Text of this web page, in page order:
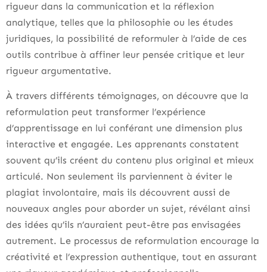
rigueur dans la communication et la réflexion
analytique, telles que la philosophie ou les études
juridiques, la possibilité de reformuler à l’aide de ces
outils contribue à affiner leur pensée critique et leur
rigueur argumentative.
À travers différents témoignages, on découvre que la
reformulation peut transformer l’expérience
d’apprentissage en lui conférant une dimension plus
interactive et engagée. Les apprenants constatent
souvent qu’ils créent du contenu plus original et mieux
articulé. Non seulement ils parviennent à éviter le
plagiat involontaire, mais ils découvrent aussi de
nouveaux angles pour aborder un sujet, révélant ainsi
des idées qu’ils n’auraient peut-être pas envisagées
autrement. Le processus de reformulation encourage la
créativité et l’expression authentique, tout en assurant